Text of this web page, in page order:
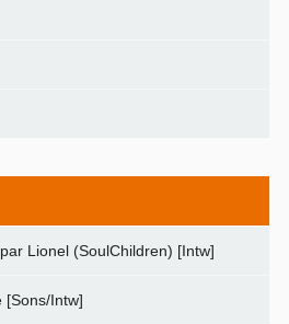
Lionel (SoulChildren) [Intw]
[Sons/Intw]